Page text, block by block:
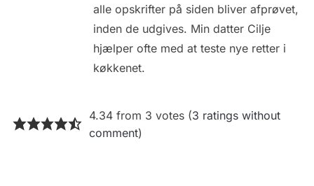
alle opskrifter på siden bliver afprøvet,
inden de udgives. Min datter Cilje
hjælper ofte med at teste nye retter i
køkkenet.
4.34 from 3 votes (3 ratings without
comment)